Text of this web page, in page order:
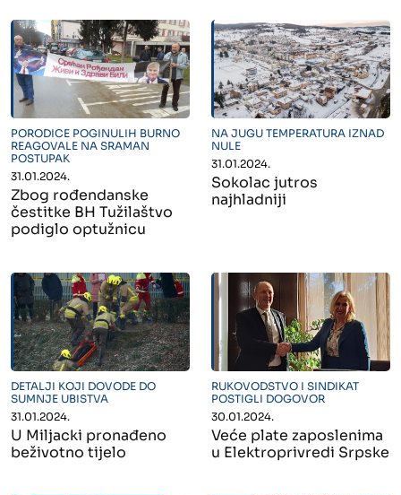
" alt="">
PORODICE POGINULIH BURNO
REAGOVALE NA SRAMAN
POSTUPAK
31.01.2024.
Zbog rođendanske
čestitke BH Tužilaštvo
podiglo optužnicu
" alt="">
NA JUGU TEMPERATURA IZNAD
NULE
31.01.2024.
Sokolac jutros
najhladniji
" alt="">
DETALJI KOJI DOVODE DO
SUMNJE UBISTVA
31.01.2024.
U Miljacki pronađeno
beživotno tijelo
" alt="">
RUKOVODSTVO I SINDIKAT
POSTIGLI DOGOVOR
30.01.2024.
Veće plate zaposlenima
u Elektroprivredi Srpske